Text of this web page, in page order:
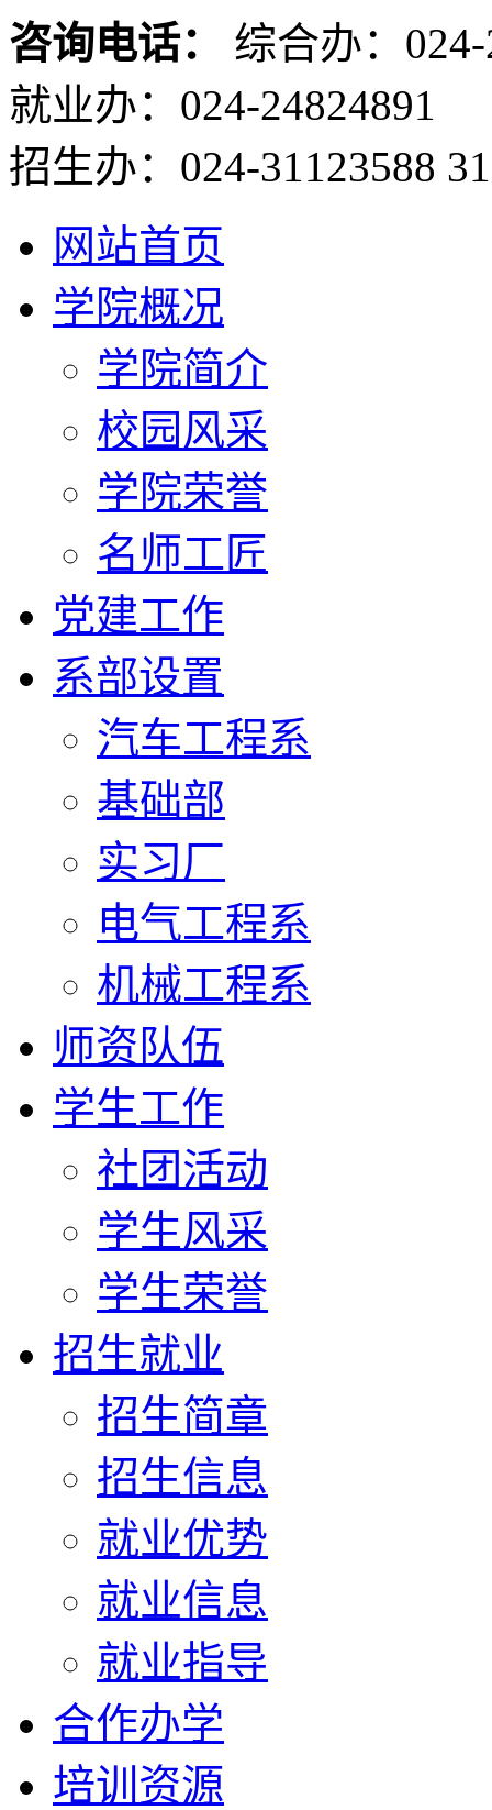
咨询电话：
综合办：
就业办：024-24824891
招生办：024-31123588
网站首页
学院概况
学院简介
校园风采
学院荣誉
名师工匠
党建工作
系部设置
汽车工程系
基础部
实习厂
电气工程系
机械工程系
师资队伍
学生工作
社团活动
学生风采
学生荣誉
招生就业
招生简章
招生信息
就业优势
就业信息
就业指导
合作办学
培训资源